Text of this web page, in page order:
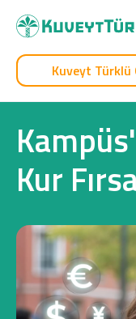
Kendim İçin
Sağlam Kart
Kuveyt Türklü
Kur